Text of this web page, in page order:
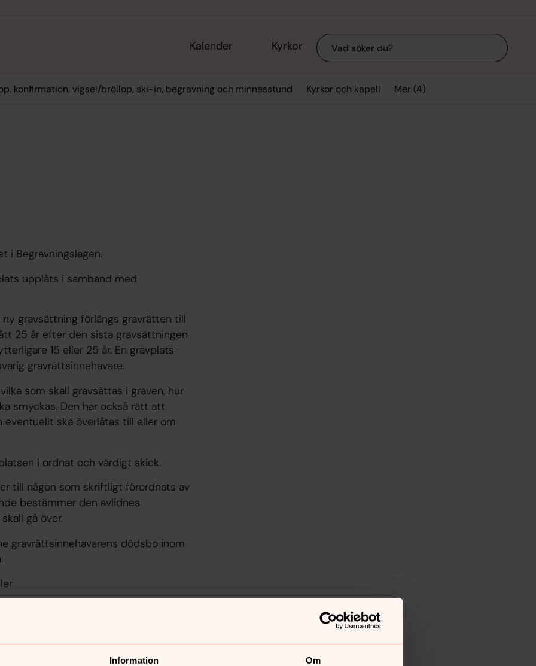
Information Om
Kalender Kyrkor Sök
konfirmation, vigsel/bröllop, ski-in, begravning och minnesstund Kyrkor och kapell Mer (4)
i Begravningslagen.
upplåts i samband med
gravsättning förlängs gravrätten till
25 år efter den sista gravsättningen
15 eller 25 år. En gravplats
gravrättsinnehavare.
som skall gravsättas i graven, hur
smyckas. Den har också rätt att
ska överlåtas till eller om
i ordnat och värdigt skick.
till någon som skriftligt förordnats av
bestämmer den avlidnes
gå över.
gravrättsinnehavarens dödsbo inom
över till.
oss på Kyrkogårdsexpeditionen,
29 50 mellan kl 9.30 – 12.00 eller